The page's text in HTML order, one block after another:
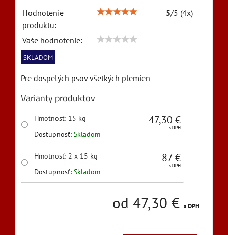
Hodnotenie
produktu:
5/5 (4x)
Vaše hodnotenie:
SKLADOM
Pre dospelých psov všetkých plemien
Varianty produktov
Hmotnosť: 15 kg
Dostupnosť: Skladom
47,30 €
s DPH
Hmotnosť: 2 x 15 kg
Dostupnosť: Skladom
87 €
s DPH
od 47,30 € s DPH